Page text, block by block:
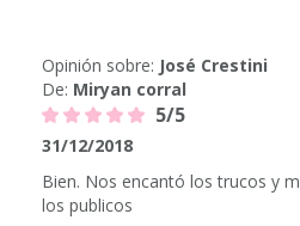
Opinión sobre: José Crestini
De: Miryan corral
5/5
31/12/2018
Bien. Nos encantó los trucos y
los publicos